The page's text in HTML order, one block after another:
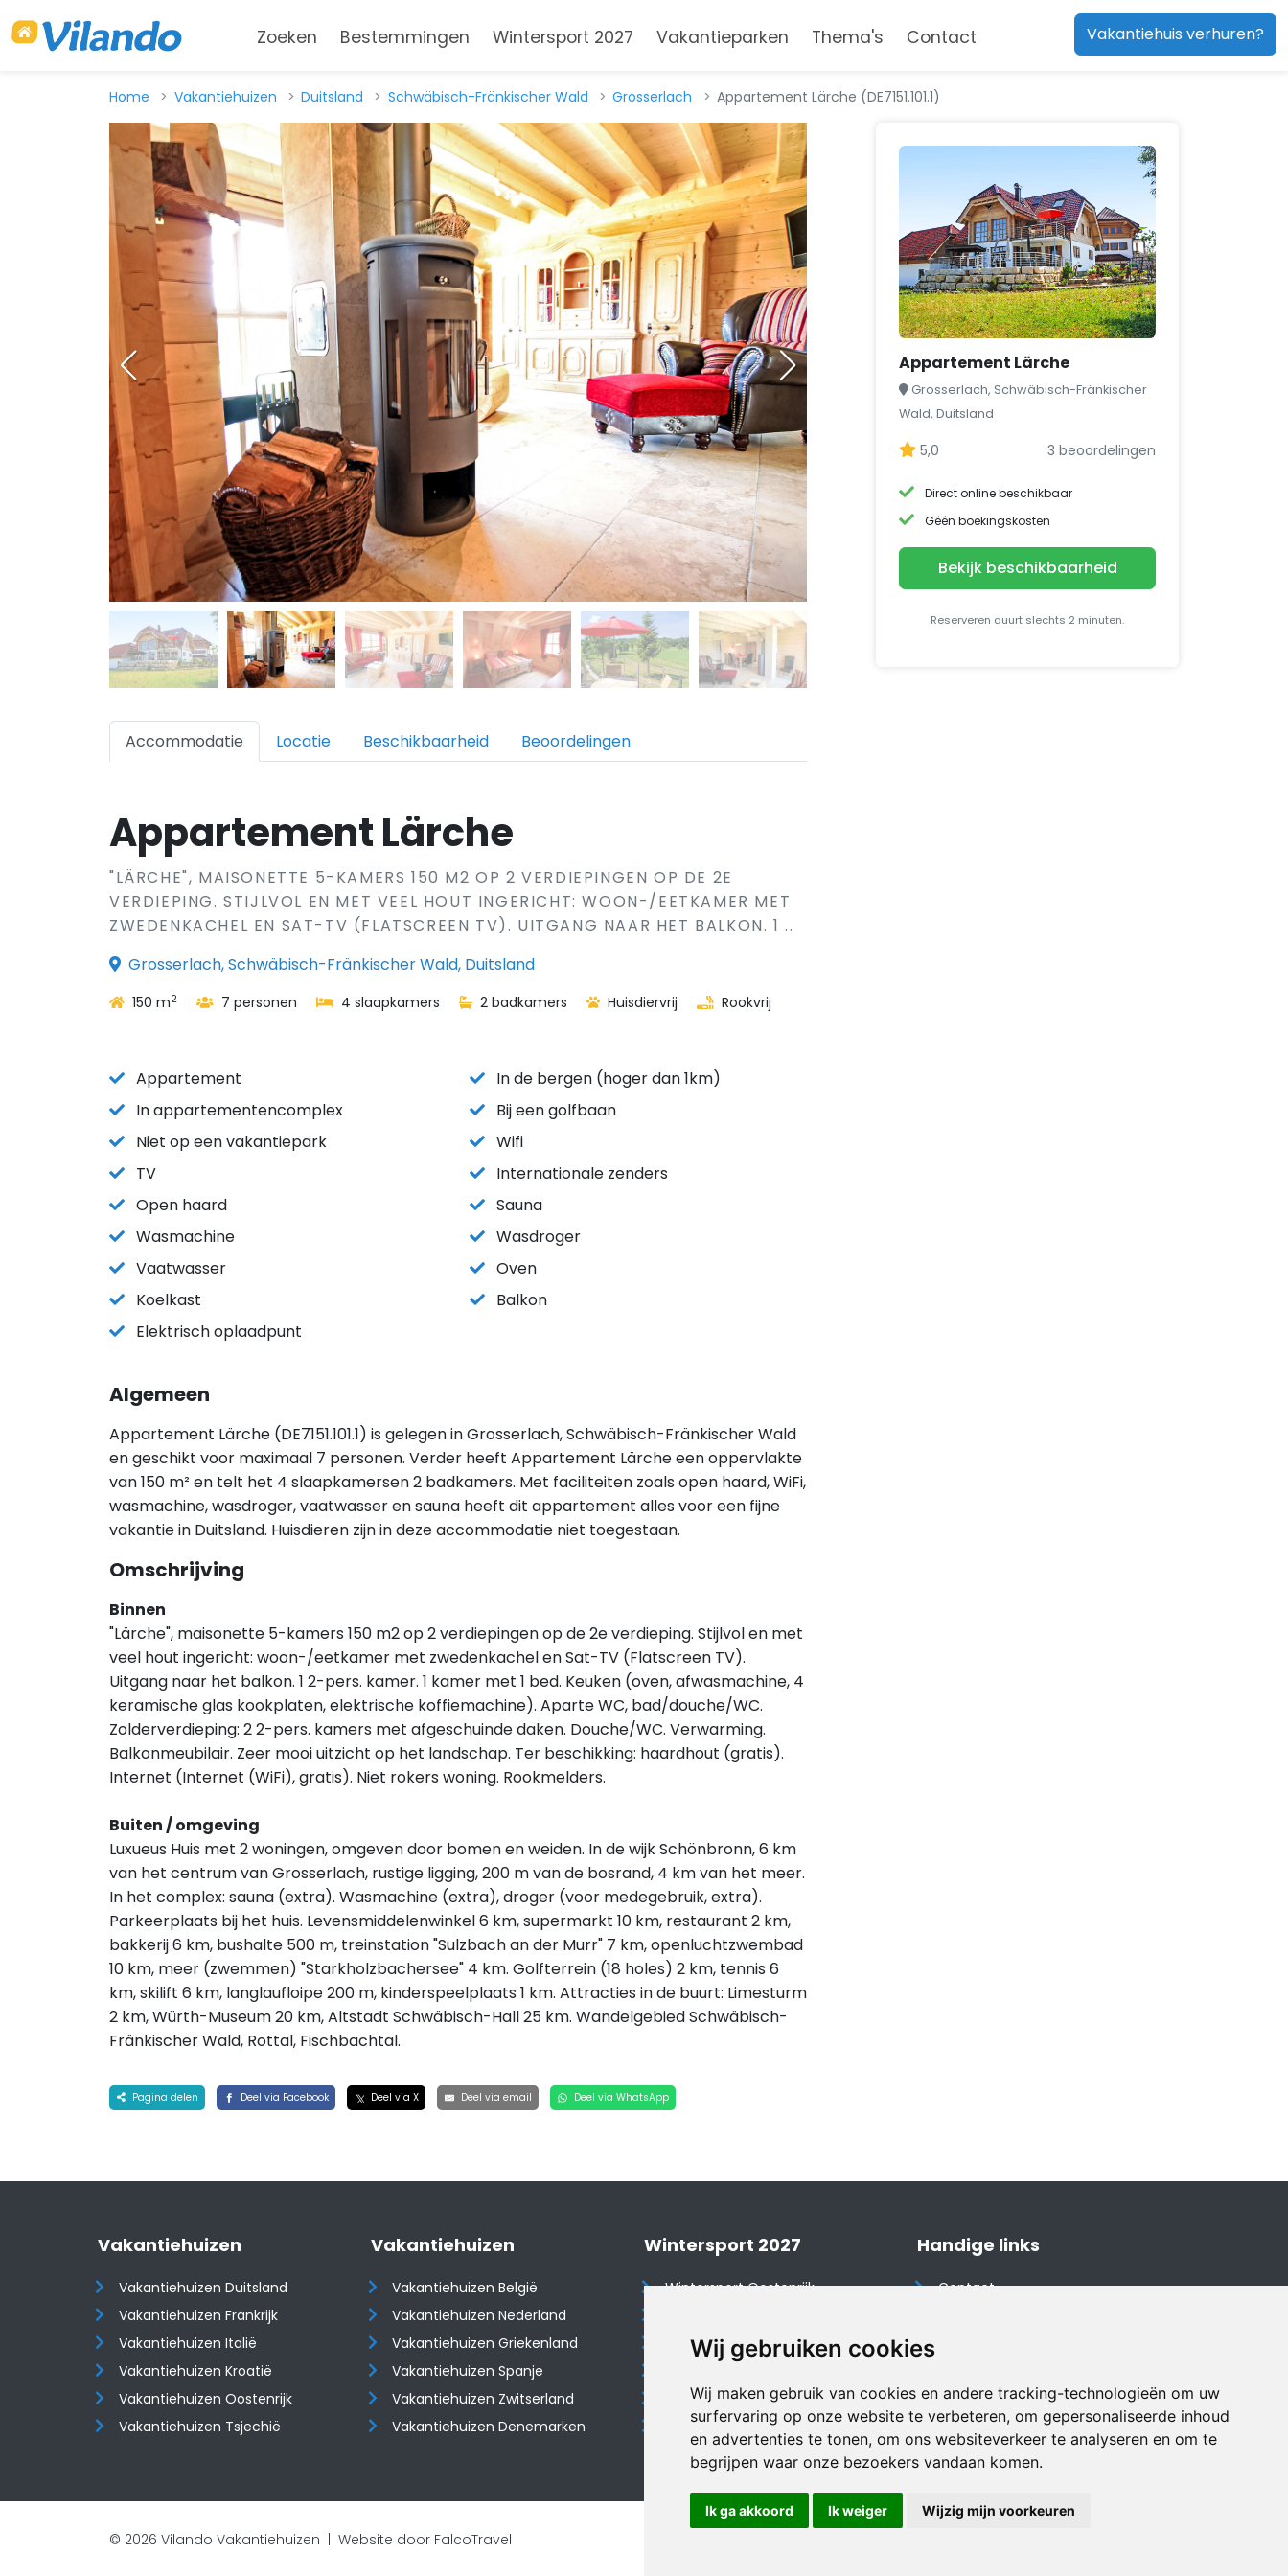
Wij gebruiken cookies
Wij maken gebruik van cookies en andere tracking-technologieën om uw
surfervaring op onze website te verbeteren, om gepersonaliseerde inhoud
en advertenties te tonen, om ons websiteverkeer te analyseren en om te
begrijpen waar onze bezoekers vandaan komen.
Ik ga akkoord Ik weiger Wijzig mijn voorkeuren
Zoeken Bestemmingen Wintersport 2027 Vakantieparken Thema's Contact Vakantiehuis verhuren?
Home Vakantiehuizen Duitsland Schwäbisch-Fränkischer Wald Grosserlach Appartement Lärche (DE7151.101.1)
Accommodatie Locatie Beschikbaarheid Beoordelingen
Appartement Lärche
"LÄRCHE", MAISONETTE 5-KAMERS 150 M2 OP 2 VERDIEPINGEN OP DE 2E
VERDIEPING. STIJLVOL EN MET VEEL HOUT INGERICHT: WOON-/EETKAMER MET
ZWEDENKACHEL EN SAT-TV (FLATSCREEN TV). UITGANG NAAR HET BALKON. 1 ..
Grosserlach, Schwäbisch-Fränkischer Wald, Duitsland
150 m2 7 personen 4 slaapkamers 2 badkamers Huisdiervrij Rookvrij
Appartement
In de bergen (hoger dan 1km)
In appartementencomplex
Bij een golfbaan
Niet op een vakantiepark
Wifi
TV
Internationale zenders
Open haard
Sauna
Wasmachine
Wasdroger
Vaatwasser
Oven
Koelkast
Balkon
Elektrisch oplaadpunt
Algemeen
Appartement Lärche (DE7151.101.1) is gelegen in Grosserlach, Schwäbisch-Fränkischer Wald
en geschikt voor maximaal 7 personen. Verder heeft Appartement Lärche een oppervlakte
van 150 m² en telt het 4 slaapkamersen 2 badkamers. Met faciliteiten zoals open haard, WiFi,
wasmachine, wasdroger, vaatwasser en sauna heeft dit appartement alles voor een fijne
vakantie in Duitsland. Huisdieren zijn in deze accommodatie niet toegestaan.
Omschrijving
Binnen
"Lärche", maisonette 5-kamers 150 m2 op 2 verdiepingen op de 2e verdieping. Stijlvol en met
veel hout ingericht: woon-/eetkamer met zwedenkachel en Sat-TV (Flatscreen TV).
Uitgang naar het balkon. 1 2-pers. kamer. 1 kamer met 1 bed. Keuken (oven, afwasmachine, 4
keramische glas kookplaten, elektrische koffiemachine). Aparte WC, bad/douche/WC.
Zolderverdieping: 2 2-pers. kamers met afgeschuinde daken. Douche/WC. Verwarming.
Balkonmeubilair. Zeer mooi uitzicht op het landschap. Ter beschikking: haardhout (gratis).
Internet (Internet (WiFi), gratis). Niet rokers woning. Rookmelders.
Buiten / omgeving
Luxueus Huis met 2 woningen, omgeven door bomen en weiden. In de wijk Schönbronn, 6 km
van het centrum van Grosserlach, rustige ligging, 200 m van de bosrand, 4 km van het meer.
In het complex: sauna (extra). Wasmachine (extra), droger (voor medegebruik, extra).
Parkeerplaats bij het huis. Levensmiddelenwinkel 6 km, supermarkt 10 km, restaurant 2 km,
bakkerij 6 km, bushalte 500 m, treinstation "Sulzbach an der Murr" 7 km, openluchtzwembad
10 km, meer (zwemmen) "Starkholzbachersee" 4 km. Golfterrein (18 holes) 2 km, tennis 6
km, skilift 6 km, langlaufloipe 200 m, kinderspeelplaats 1 km. Attracties in de buurt: Limesturm
2 km, Würth-Museum 20 km, Altstadt Schwäbisch-Hall 25 km. Wandelgebied Schwäbisch-
Fränkischer Wald, Rottal, Fischbachtal.
Pagina delen Deel via Facebook Deel via X Deel via email Deel via WhatsApp
Appartement Lärche
Grosserlach, Schwäbisch-Fränkischer
Wald, Duitsland
5,0 3 beoordelingen
Direct online beschikbaar
Géén boekingskosten
Bekijk beschikbaarheid
Reserveren duurt slechts 2 minuten.
Vakantiehuizen
Vakantiehuizen Duitsland
Vakantiehuizen Frankrijk
Vakantiehuizen Italië
Vakantiehuizen Kroatië
​​​​​​​Vakantiehuizen Oostenrijk
Vakantiehuizen Tsjechië
Vakantiehuizen
Vakantiehuizen België
Vakantiehuizen Nederland
Vakantiehuizen Griekenland
Vakantiehuizen Spanje
​​​​​​​Vakantiehuizen Zwitserland
Vakantiehuizen Denemarken
Wintersport 2027
Wintersport Oostenrijk
Wintersport Tsjechië
Wintersport Duitsland
Wintersport Italië
Handige links
Contact
Disclaimer
Vakantiehuis website
© 2026 Vilando Vakantiehuizen | Website door FalcoTravel